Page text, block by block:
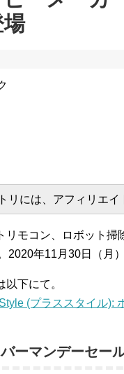
には、アフィリエイ
リモコン、ロボット掃
2020年11月30日（月
下にて。
(プラススタイル):
ーマンデーセー